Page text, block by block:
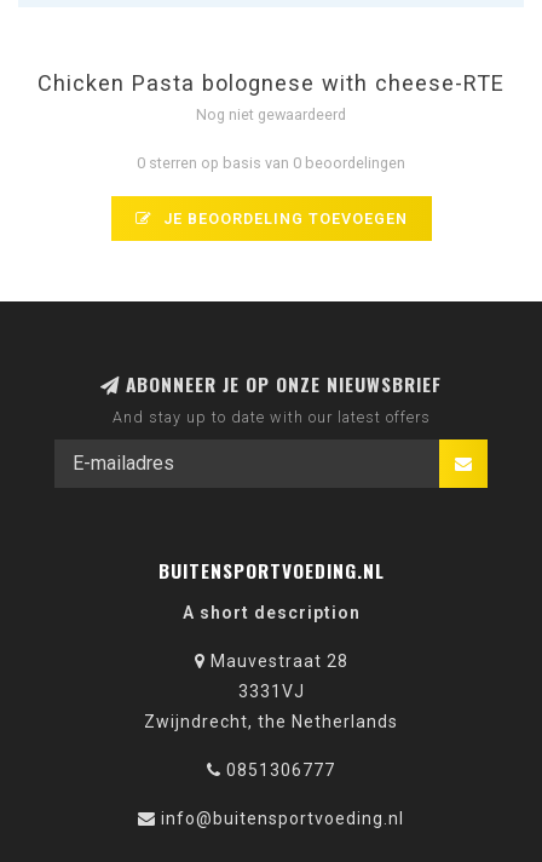
Chicken Pasta bolognese with cheese-RTE
Nog niet gewaardeerd
0 sterren op basis van 0 beoordelingen
JE BEOORDELING TOEVOEGEN
ABONNEER JE OP ONZE NIEUWSBRIEF
And stay up to date with our latest offers
BUITENSPORTVOEDING.NL
A short description
Mauvestraat 28
3331VJ
Zwijndrecht, the Netherlands
0851306777
info@buitensportvoeding.nl